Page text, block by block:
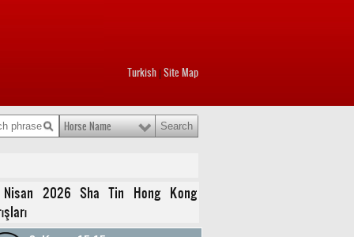
Turkish Site Map
Horse Name
Nisan 2026 Sha Tin Hong Kong
1. Koşu: 14.15
3 ve Yukarı İngilizler
3 ve Yukarı İngilizler